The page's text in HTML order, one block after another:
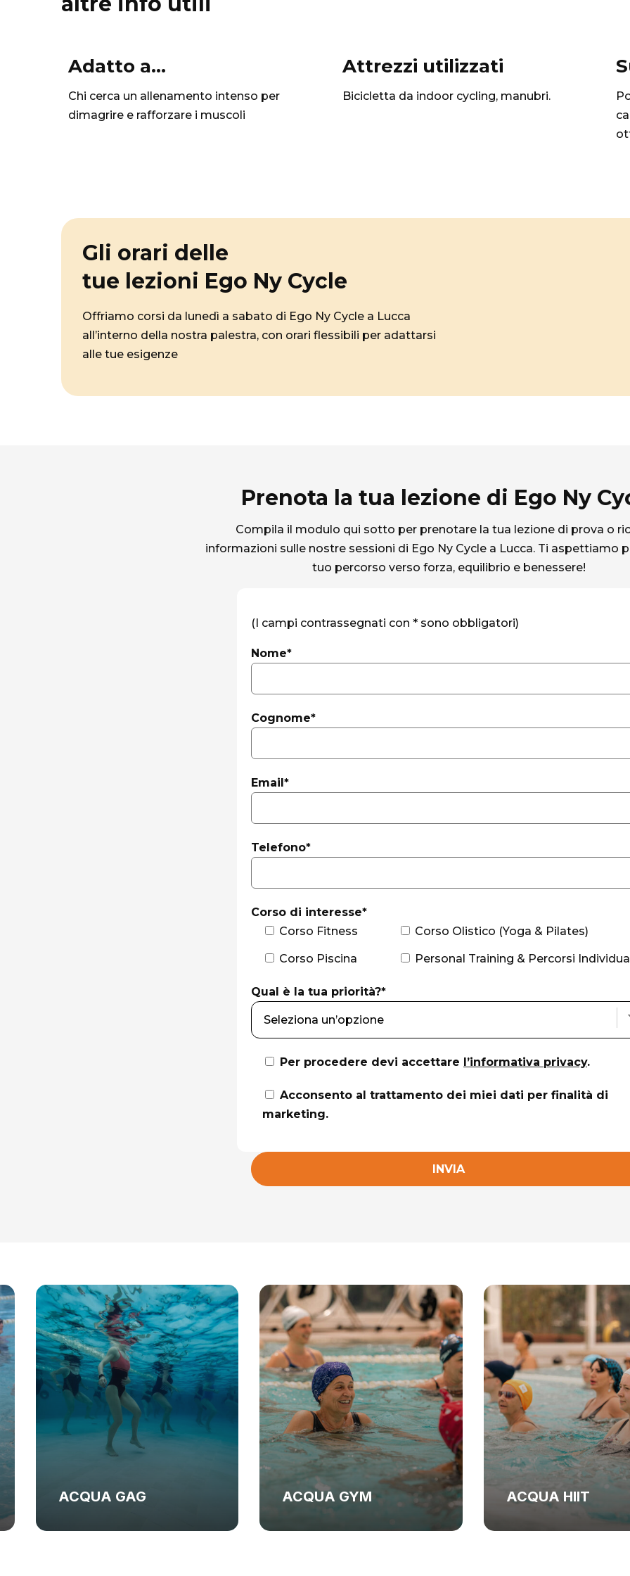
Adatto a...
Chi cerca un allenamento intenso per
dimagrire e rafforzare i muscoli
Attrezzi utilizzati
Bicicletta da indoor cycling, manubri.
Gli orari delle
tue lezioni Ego Ny Cycle
Offriamo corsi da lunedì a sabato di Ego Ny Cycle a Lucca
all’interno della nostra palestra, con orari flessibili per adattarsi
alle tue esigenze
Prenota la tua lezione di Ego Ny
Compila il modulo qui sotto per prenotare la tua lezione di prova o
informazioni sulle nostre sessioni di Ego Ny Cycle a Lucca. Ti aspettiamo
tuo percorso verso forza, equilibrio e benessere!
(I campi contrassegnati con * sono obbligatori)
Nome*
Cognome*
Email*
Telefono*
Corso di interesse*
Corso Fitness
Corso Olistico (Yoga & Pilates)
Corso Piscina Personal Training & Percorsi
Qual è la tua priorità?*
Per procedere devi accettare l’informativa privacy.
Acconsento al trattamento dei miei dati per finalità di
marketing.
ACQUA GYM ACQUA HIIT ACQUA JUMP